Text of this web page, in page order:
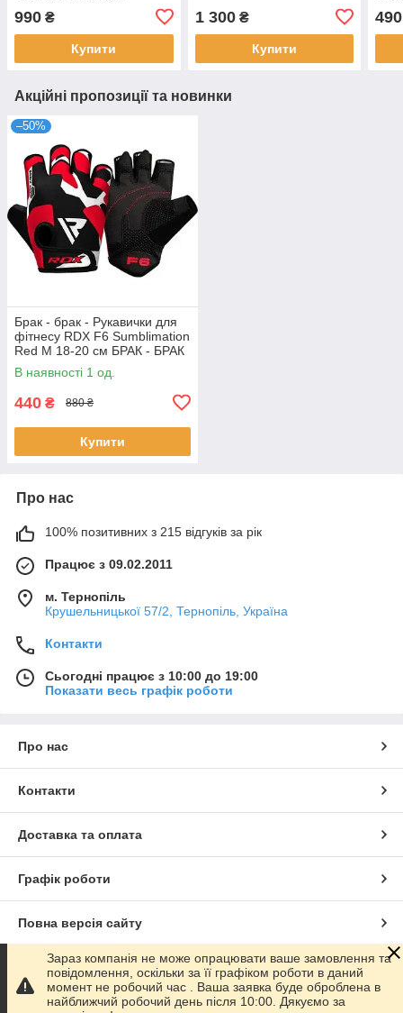
990 ₴
Купити
1 300₴
Купити
490
Акційні пропозиції та новинки
–50%
Брак - брак - Рукавички для
фітнесу RDX F6 Sumblimation
Red M 18-20 см БРАК - БРАК
В наявності 1 од.
440 ₴ 880 ₴
Купити
Про нас
100% позитивних з 215 відгуків за рік
Працює з 09.02.2011
м. Тернопіль
Крушельницької 57/2, Тернопіль, Україна
Контакти
Сьогодні працює з 10:00 до 19:00
Показати весь графік роботи
Про нас
Контакти
Доставка та оплата
Графік роботи
Повна версія сайту
Сайт створено на маркетплейсіProm.ua
Зараз компанія не може опрацювати ваше замовлення та
повідомлення, оскільки за її графіком роботи в даний
момент не робочий час . Ваша заявка буде оброблена в
найближчий робочий день після 10:00. Дякуємо за